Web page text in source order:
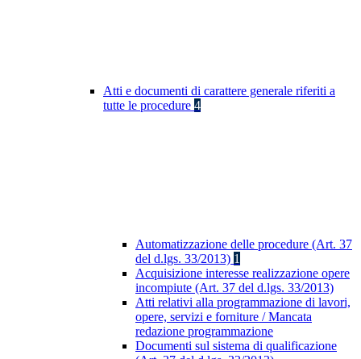
Atti e documenti di carattere generale riferiti a
tutte le procedure 4
Automatizzazione delle procedure (Art. 37
del d.lgs. 33/2013) 1
Acquisizione interesse realizzazione opere
incompiute (Art. 37 del d.lgs. 33/2013)
Atti relativi alla programmazione di lavori,
opere, servizi e forniture / Mancata
redazione programmazione
Documenti sul sistema di qualificazione